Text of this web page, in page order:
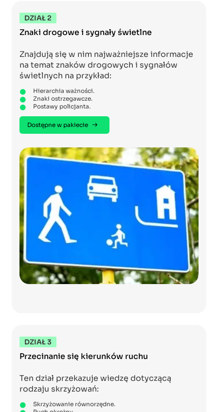
DZIAŁ 2
Znaki drogowe i sygnały świetlne
Znajdują się w nim najważniejsze informacje
na temat znaków drogowych i sygnałów
świetlnych na przykład:
Hierarchia ważności.
Znaki ostrzegawcze.
Postawy policjanta.
Dostępne w pakiecie
DZIAŁ 3
Przecinanie się kierunków ruchu
Ten dział przekazuje wiedzę dotyczącą
rodzaju skrzyżowań:
Skrzyżowanie równorzędne.